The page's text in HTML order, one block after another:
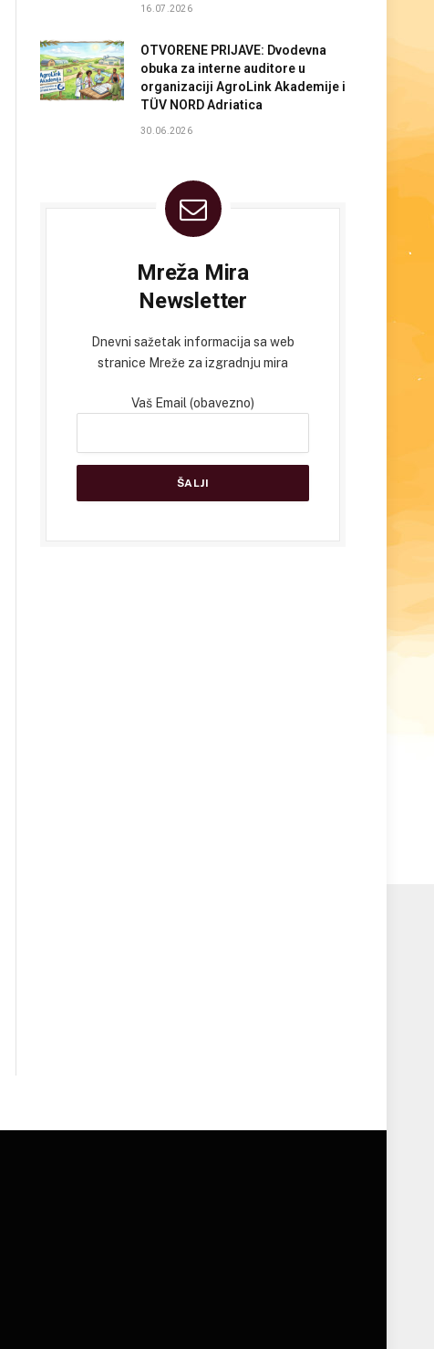
16.07.2026
OTVORENE PRIJAVE: Dvodevna
obuka za interne auditore u
organizaciji AgroLink Akademije i
TÜV NORD Adriatica
30.06.2026
Mreža Mira
Newsletter
Dnevni sažetak informacija sa web
stranice Mreže za izgradnju mira
Vaš Email (obavezno)